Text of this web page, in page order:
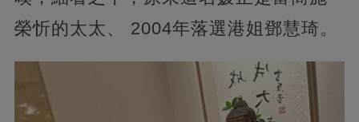
榮忻的太太、 2004年落選港姐鄧慧琦。